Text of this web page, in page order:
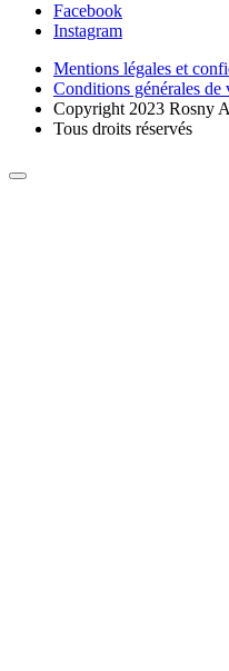
Facebook
Instagram
Mentions légales et
Conditions générales de
Copyright 2023 Rosny
Tous droits réservés